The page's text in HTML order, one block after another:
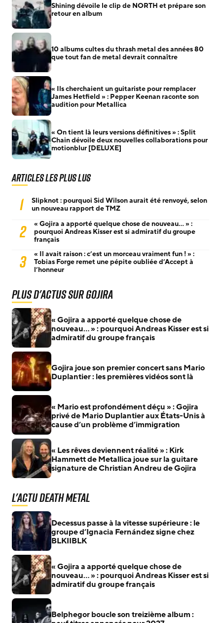
Shining dévoile le clip de NORTH et prépare son
retour en album
10 albums cultes du thrash metal des années 80
que tout fan de metal devrait connaître
« Ils cherchaient un guitariste pour remplacer
James Hetfield » : Pepper Keenan raconte son
audition pour Metallica
« On tient là leurs versions définitives » : Split
Chain dévoile deux nouvelles collaborations pour
motionblur [DELUXE]
Articles les plus lus
1
Slipknot : pourquoi Sid Wilson aurait été renvoyé, selon
un nouveau rapport de TMZ
2
« Gojira a apporté quelque chose de nouveau… » :
pourquoi Andreas Kisser est si admiratif du groupe
français
3
« Il avait raison : c’est un morceau vraiment fun ! » :
Tobias Forge remet une pépite oubliée d’Accept à
l’honneur
Plus d'actus sur Gojira
« Gojira a apporté quelque chose de
nouveau… » : pourquoi Andreas Kisser est si
admiratif du groupe français
Gojira joue son premier concert sans Mario
Duplantier : les premières vidéos sont là
« Mario est profondément déçu » : Gojira
privé de Mario Duplantier aux États-Unis à
cause d’un problème d’immigration
« Les rêves deviennent réalité » : Kirk
Hammett de Metallica joue sur la guitare
signature de Christian Andreu de Gojira
L'actu Death Metal
Decessus passe à la vitesse supérieure : le
groupe d’Ignacia Fernández signe chez
BLKIIBLK
« Gojira a apporté quelque chose de
nouveau… » : pourquoi Andreas Kisser est si
admiratif du groupe français
Belphegor boucle son treizième album :